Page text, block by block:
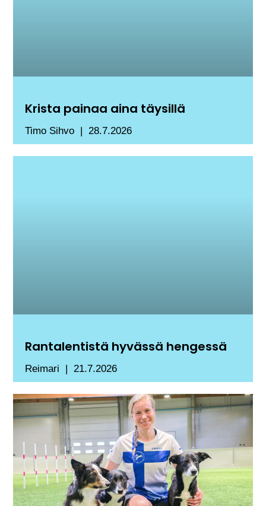
Krista painaa aina täysillä
Timo Sihvo 28.7.2026
Rantalentistä hyvässä hengessä
Reimari 21.7.2026